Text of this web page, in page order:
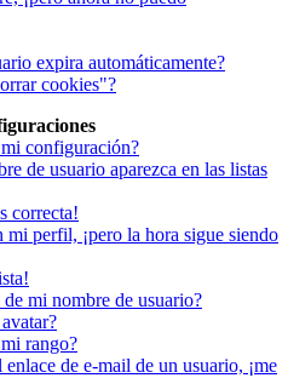
expira automáticamente?
cookies"?
configuración?
de usuario aparezca en las listas
correcta!
mi perfil, ¡pero la hora sigue siendo
mi nombre de usuario?
rango?
de e-mail de un usuario, ¡me